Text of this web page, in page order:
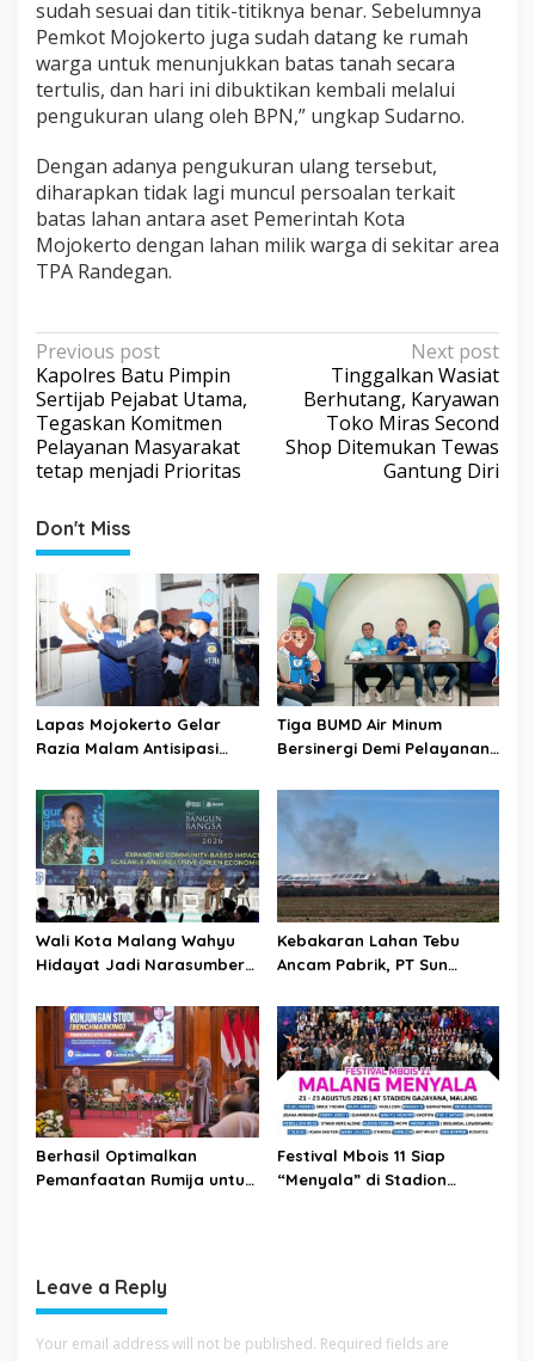
sudah sesuai dan titik-titiknya benar. Sebelumnya
Pemkot Mojokerto juga sudah datang ke rumah
warga untuk menunjukkan batas tanah secara
tertulis, dan hari ini dibuktikan kembali melalui
pengukuran ulang oleh BPN,” ungkap Sudarno.
Dengan adanya pengukuran ulang tersebut,
diharapkan tidak lagi muncul persoalan terkait
batas lahan antara aset Pemerintah Kota
Mojokerto dengan lahan milik warga di sekitar area
TPA Randegan.
P
o
s
t
n
a
v
i
g
a
t
i
o
n
Previous post
Kapolres Batu Pimpin
Sertijab Pejabat Utama,
Tegaskan Komitmen
Pelayanan Masyarakat
tetap menjadi Prioritas
Next post
Tinggalkan Wasiat
Berhutang, Karyawan
Toko Miras Second
Shop Ditemukan Tewas
Gantung Diri
Don't Miss
Lapas Mojokerto Gelar
Razia Malam Antisipasi
Tiga BUMD Air Minum
Bersinergi Demi Pelayanan
Raya
Wali Kota Malang Wahyu
Hidayat Jadi Narasumber
Conference 2026
Kebakaran Lahan Tebu
Ancam Pabrik, PT Sun
Aman dan Nihil Korban
Berhasil Optimalkan
Pemanfaatan Rumija untuk
Festival Mbois 11 Siap
“Menyala” di Stadion
Leave a Reply
Your email address will not be published. Required fields are